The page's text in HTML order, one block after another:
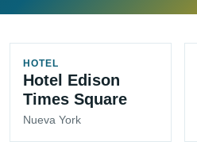
HOTEL
Hotel Edison
Times Square
Nueva York